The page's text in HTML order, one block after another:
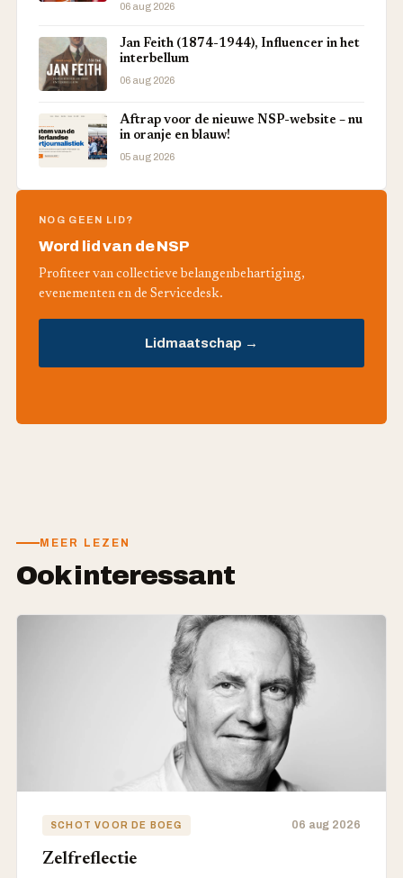
06 aug 2026
Jan Feith (1874-1944), Influencer in het
interbellum
06 aug 2026
Aftrap voor de nieuwe NSP-website – nu
in oranje en blauw!
05 aug 2026
NOG GEEN LID?
Word lid van de NSP
Profiteer van collectieve belangenbehartiging,
evenementen en de Servicedesk.
Lidmaatschap →
MEER LEZEN
Ook interessant
SCHOT VOOR DE BOEG 06 aug 2026
Zelfreflectie